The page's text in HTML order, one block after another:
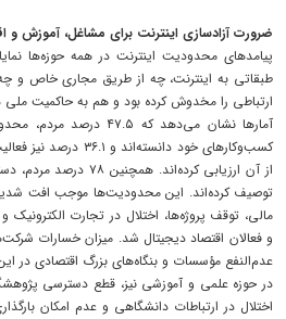
ضرورت آزادسازی اینترنت برای مشاغل، آموزش و
پیامدهای محدودیت اینترنت در همه حوزه‌ها
طبقاتی به اینترنت، چه از طریق مجاری خاص و
ارتباطی را مخدوش کرده بود و هم به حاکمیت ملی
آمارها نشان می‌دهد که
کسب‌وکارهای خود
از آن ارزیابی کرده‌اند.
توصیف کرده‌اند. این محدودیت‌ها موجب افت
مالی، توقف پروژه‌ها، اختلال در تجارت
و فعالان اقتصاد دیجیتال شد. میزان خسارات
عدم‌النفع مؤسسات و بنگاه‌های بزرگ اقتصادی در
در حوزه علمی و آموزشی نیز، قطع دسترسی
اختلال در ارتباطات دانشگاهی و عدم امکان